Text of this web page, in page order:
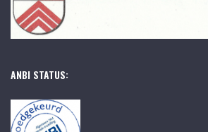
ANBI STATUS: